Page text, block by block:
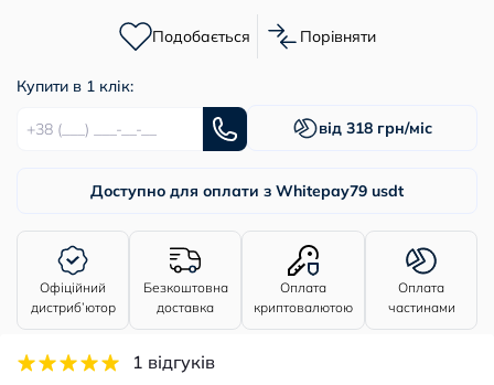
Подобається Порівняти
Купити в 1 клік:
від 318 грн/міс
Доступно для оплати з Whitepay79 usdt
Офіційний
дистриб’ютор
Безкоштовна
доставка
Оплата
криптовалютою
Оплата
частинами
1 відгуків